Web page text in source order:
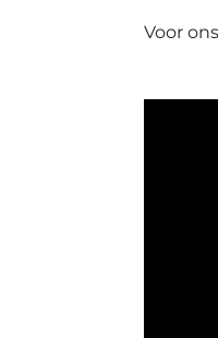
Voor